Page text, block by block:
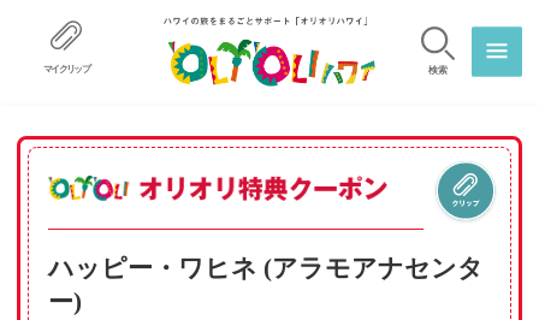
マイクリップ 検索
ハッピー・ワヒネ (アラモアナセンタ
ー)